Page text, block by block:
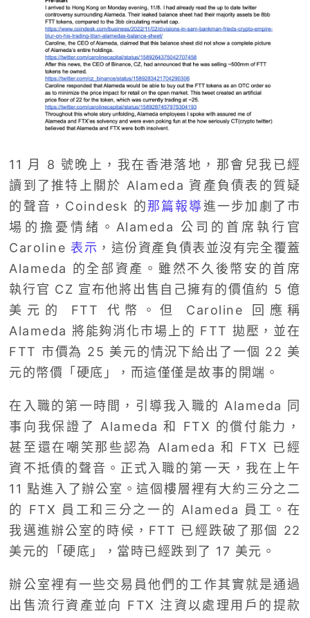
11 月 8 號晚上，我在香港落地，那會兒我已經
讀到了推特上關於 Alameda 資產負債表的質疑
的聲音，Coindesk 的那篇報導進一步加劇了市
場的擔憂情緒。Alameda 公司的首席執行官
Caroline 表示 ，這份資產負債表並沒有完全覆蓋
Alameda 的全部資產。雖然不久後幣安的首席
執行官 CZ 宣布他將出售自己擁有的價值約 5 億
美元的 FTT 代幣。但 Caroline 回應稱
Alameda 將能夠消化市場上的 FTT 拋壓，並在
FTT 市價為 25 美元的情況下給出了一個 22 美
元的幣價「硬底」，而這僅僅是故事的開端。
在入職的第一時間，引導我入職的 Alameda 同
事向我保證了 Alameda 和 FTX 的償付能力，
甚至還在嘲笑那些認為 Alameda 和 FTX 已經
資不抵債的聲音。正式入職的第一天，我在上午
11 點進入了辦公室。這個樓層裡有大約三分之二
的 FTX 員工和三分之一的 Alameda 員工。在
我邁進辦公室的時候，FTT 已經跌破了那個 22
美元的「硬底」，當時已經跌到了 17 美元。
辦公室裡有一些交易員他們的工作其實就是通過
出售流行資產並向 FTX 注資以處理用戶的提款